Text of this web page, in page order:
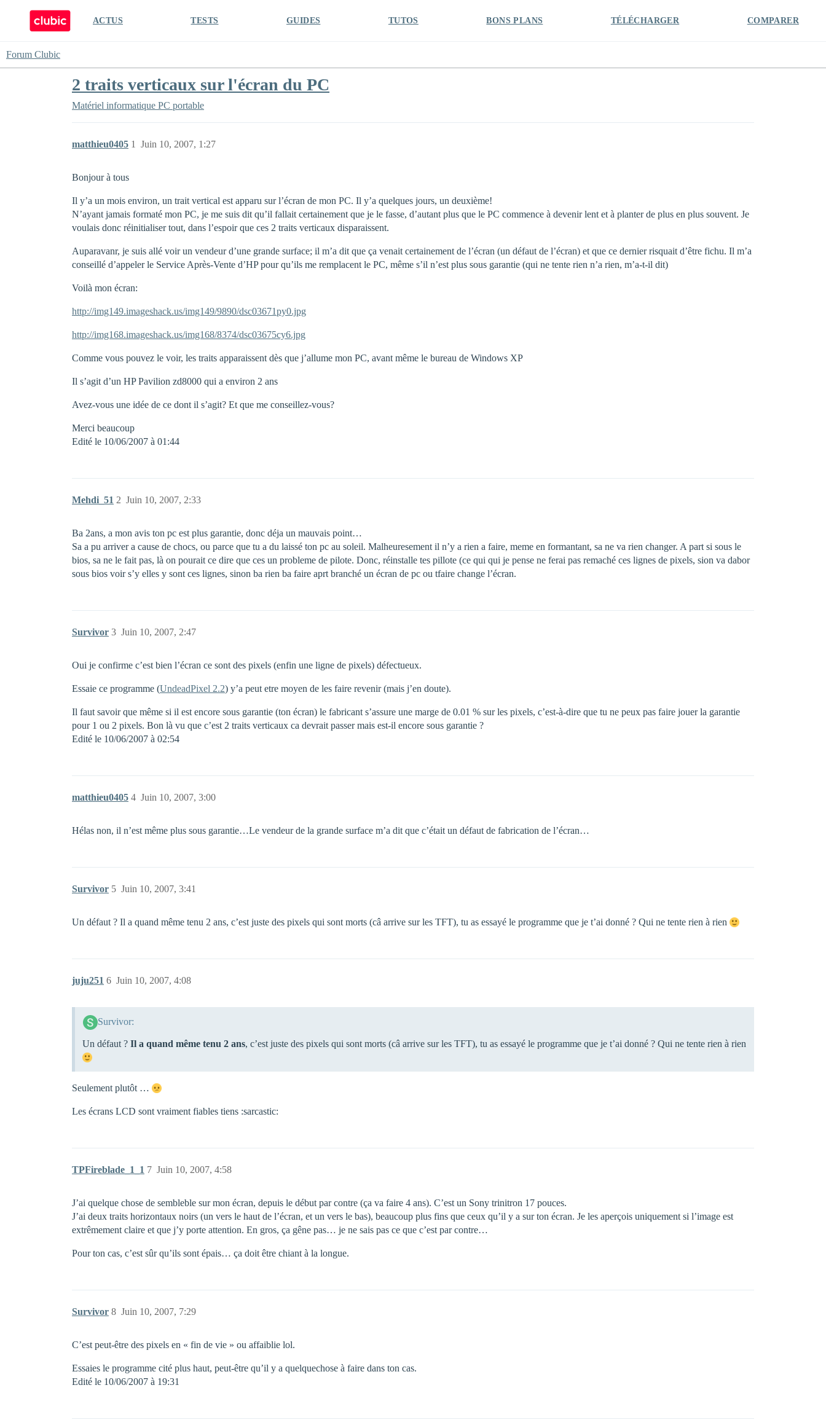
ACTUS TESTS GUIDES TUTOS BONS PLANS TÉLÉCHARGER COMPARER
Forum Clubic
2 traits verticaux sur l'écran du PC
Matériel informatique PC portable
matthieu0405 Juin 10, 2007, 1:27
1
Bonjour à tous
Il y’a un mois environ, un trait vertical est apparu sur l’écran de mon PC. Il y’a quelques jours, un deuxième!
N’ayant jamais formaté mon PC, je me suis dit qu’il fallait certainement que je le fasse, d’autant plus que le PC commence à devenir lent et à planter de plus en plus souvent. Je
voulais donc réinitialiser tout, dans l’espoir que ces 2 traits verticaux disparaissent.
Auparavanr, je suis allé voir un vendeur d’une grande surface; il m’a dit que ça venait certainement de l’écran (un défaut de l’écran) et que ce dernier risquait d’être fichu. Il m’a
conseillé d’appeler le Service Après-Vente d’HP pour qu’ils me remplacent le PC, même s’il n’est plus sous garantie (qui ne tente rien n’a rien, m’a-t-il dit)
Voilà mon écran:
http://img149.imageshack.us/img149/9890/dsc03671py0.jpg
http://img168.imageshack.us/img168/8374/dsc03675cy6.jpg
Comme vous pouvez le voir, les traits apparaissent dès que j’allume mon PC, avant même le bureau de Windows XP
Il s’agit d’un HP Pavilion zd8000 qui a environ 2 ans
Avez-vous une idée de ce dont il s’agit? Et que me conseillez-vous?
Merci beaucoup
Edité le 10/06/2007 à 01:44
Mehdi_51 Juin 10, 2007, 2:33
2
Ba 2ans, a mon avis ton pc est plus garantie, donc déja un mauvais point…
Sa a pu arriver a cause de chocs, ou parce que tu a du laissé ton pc au soleil. Malheuresement il n’y a rien a faire, meme en formantant, sa ne va rien changer. A part si sous le
bios, sa ne le fait pas, là on pourait ce dire que ces un probleme de pilote. Donc, réinstalle tes pillote (ce qui qui je pense ne ferai pas remaché ces lignes de pixels, sion va dabor
sous bios voir s’y elles y sont ces lignes, sinon ba rien ba faire aprt branché un écran de pc ou tfaire change l’écran.
Survivor Juin 10, 2007, 2:47
3
Oui je confirme c’est bien l’écran ce sont des pixels (enfin une ligne de pixels) défectueux.
Essaie ce programme (UndeadPixel 2.2) y’a peut etre moyen de les faire revenir (mais j’en doute).
Il faut savoir que même si il est encore sous garantie (ton écran) le fabricant s’assure une marge de 0.01 % sur les pixels, c’est-à-dire que tu ne peux pas faire jouer la garantie
pour 1 ou 2 pixels. Bon là vu que c’est 2 traits verticaux ca devrait passer mais est-il encore sous garantie ?
Edité le 10/06/2007 à 02:54
matthieu0405 Juin 10, 2007, 3:00
4
Hélas non, il n’est même plus sous garantie…Le vendeur de la grande surface m’a dit que c’était un défaut de fabrication de l’écran…
Survivor Juin 10, 2007, 3:41
5
Un défaut ? Il a quand même tenu 2 ans, c’est juste des pixels qui sont morts (câ arrive sur les TFT), tu as essayé le programme que je t’ai donné ? Qui ne tente rien à rien
juju251 Juin 10, 2007, 4:08
6
Survivor:
Un défaut ? Il a quand même tenu 2 ans, c’est juste des pixels qui sont morts (câ arrive sur les TFT), tu as essayé le programme que je t’ai donné ? Qui ne tente rien à rien
Seulement plutôt …
Les écrans LCD sont vraiment fiables tiens :sarcastic:
TPFireblade_1_1 Juin 10, 2007, 4:58
7
J’ai quelque chose de sembleble sur mon écran, depuis le début par contre (ça va faire 4 ans). C’est un Sony trinitron 17 pouces.
J’ai deux traits horizontaux noirs (un vers le haut de l’écran, et un vers le bas), beaucoup plus fins que ceux qu’il y a sur ton écran. Je les aperçois uniquement si l’image est
extrêmement claire et que j’y porte attention. En gros, ça gêne pas… je ne sais pas ce que c’est par contre…
Pour ton cas, c’est sûr qu’ils sont épais… ça doit être chiant à la longue.
Survivor Juin 10, 2007, 7:29
8
C’est peut-être des pixels en « fin de vie » ou affaiblie lol.
Essaies le programme cité plus haut, peut-être qu’il y a quelquechose à faire dans ton cas.
Edité le 10/06/2007 à 19:31